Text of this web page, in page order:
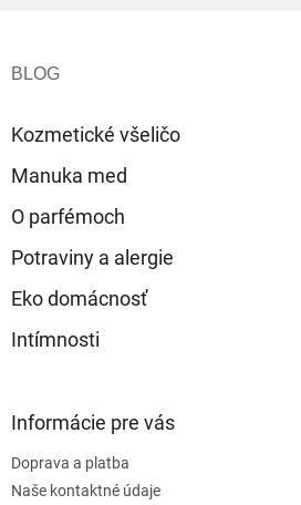
Kozmetické všeličo
Manuka med
O parfémoch
Potraviny a alergie
Eko domácnosť
Intímnosti
Informácie pre vás
Doprava a platba
Naše kontaktné údaje